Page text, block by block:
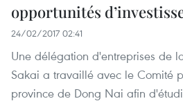
opportunités
24/02/2017 02:41
Une délégation d'entreprises de
Sakai a travaillé avec le Comité
province de Dong Nai afin